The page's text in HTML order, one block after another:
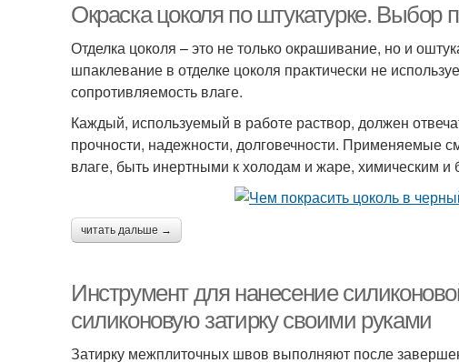
Окраска цоколя по штукатурке. Выбор
Отделка цоколя – это не только окрашивание, но и
шпаклевание в отделке цоколя практически не
сопротивляемость влаге.
Каждый, используемый в работе раствор, должен
прочности, надежности, долговечности. Применяемые
влаге, быть инертными к холодам и жаре, химическим и
читать дальше →
Инструмент для нанесение
силиконовую затирку своими руками
Затирку межплиточных швов выполняют после